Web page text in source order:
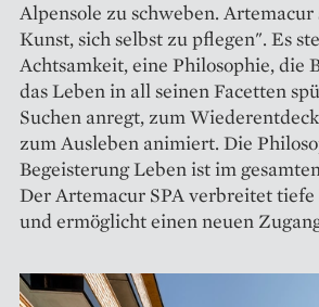
Alpensole zu schweben. Artemacur
Kunst, sich selbst zu pflegen". Es
Achtsamkeit, eine Philosophie, die
das Leben in all seinen Facetten
Suchen anregt, zum
zum Ausleben animiert. Die
Begeisterung Leben ist im
Der Artemacur SPA verbreitet
und ermöglicht einen neuen